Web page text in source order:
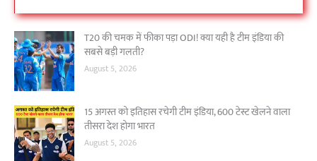
T20 की चमक में फीका पड़ा ODI! क्या यही है टीम इंडिया की
सबसे बड़ी गलती?
August 5, 2026
15 अगस्त को इतिहास रचेगी टीम इंडिया, 600 टेस्ट खेलने वाला
तीसरा देश होगा भारत
August 5, 2026